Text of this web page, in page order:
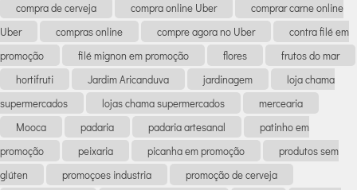
compra de cerveja
compra online Uber
comprar carne online
Uber
compras online compre agora no Uber
contra filé em
promoção
filé mignon em promoção flores
frutos do mar
hortifruti
Jardim Aricanduva jardinagem
loja chama
supermercados
lojas chama supermercados
mercearia
Mooca
padaria padaria artesanal
patinho em
promoção
peixaria picanha em promoção
produtos sem
glúten
promoçoes industria
promoção de cerveja